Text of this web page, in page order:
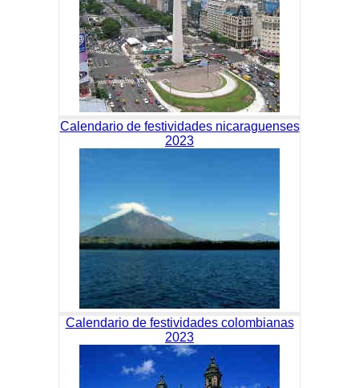
Calendario de festividades nicaraguenses
2023
Calendario de festividades colombianas
2023